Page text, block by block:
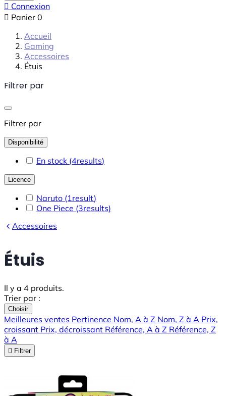
 Connexion
 Panier 0
Accueil
Gaming
Accessoires
Étuis
Filtrer par
Filtrer par
Disponibilité
En stock (4results)
Licence
Naruto (1result)
One Piece (3results)
Accessoires
Étuis
Il y a 4 produits.
Trier par :
Choisir
Meilleures ventes Pertinence Nom, A à Z Nom, Z à A Prix,
croissant Prix, décroissant Référence, A à Z Référence, Z
à A
 Filtrer